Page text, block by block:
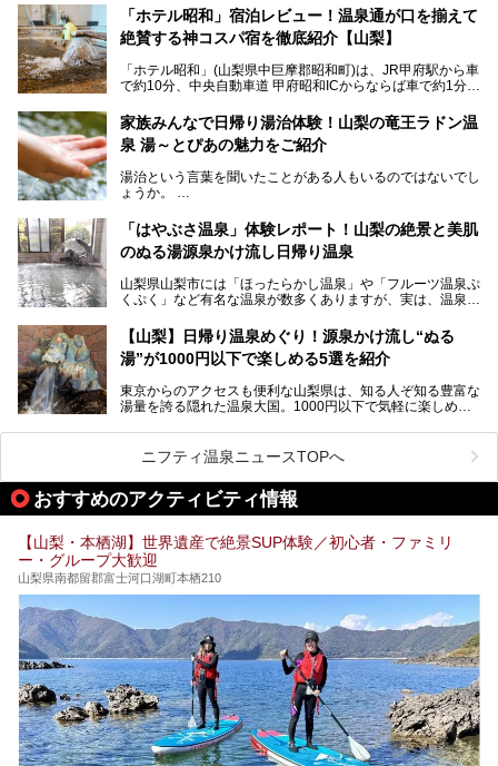
中でも「古湯坊 源泉舘」は、戦国時代に武田信玄公も療養
したと伝えられる名湯の宿。最大の特徴は、令和の現代にお
いても混浴文化が守られ、老若男女の分け隔て一切無く温泉
向にありますが、「古湯坊 源泉舘」では本来あるべき混浴
の姿が保たれている点に注目すべきでしょう。
今回は足元湧出の混浴温泉である「かくし湯大岩風呂」をは
じめ、湯治棟である「別館神泉」を中心に「古湯坊 源泉
舘」の全貌を徹底紹介します。
「ホテル昭和」宿泊レビュー！温泉通が口を揃えて
絶賛する神コスパ宿を徹底紹介【山梨】
「ホテル昭和」(山梨県中巨摩郡昭和町)は、JR甲府駅から車
で約10分、中央自動車道 甲府昭和ICからならば車で約1分の
から、一人泊でも6,000円台から宿泊可能です。
しかし、最大の魅力は“温泉そのもの”でしょう。自家源泉を
統の単純温泉は、入浴すると実にサッパリ爽快。日帰り入浴
不可なこともあり、全国の温泉ファンがこの温泉を求めて
では循環濾過の沸かし湯が一般的ですが、ここは本物の極上
温泉。まさに価格破壊と言えるクオリティです。
室や無料朝食などをご紹介。温泉通が口を揃えて絶賛する神
コスパ宿の全貌を徹底解説します！
家族みんなで日帰り湯治体験！山梨の竜王ラドン温
泉 湯～とぴあの魅力をご紹介
湯治という言葉を聞いたことがある人もいるのではないでし
ょうか。
なかなか体験できない、湯治体験が日帰りでできる温浴施設
が山梨にあります。
ぴあ」の魅力をご紹介します。
提供元：株式会社湯ーとぴあ【PR】
この記事は株式会社湯ーとぴあのPRレポート記事です。
「はやぶさ温泉」体験レポート！山梨の絶景と美肌
のぬる湯源泉かけ流し日帰り温泉
山梨県山梨市には「ほったらかし温泉」や「フルーツ温泉ぷ
くぷく」など有名な温泉が数多くありますが、実は、温泉マ
です。今回紹介する「はやぶさ温泉」も、そのひとつ。温泉
はもちろん、絶景や地元食材を活かしたグルメも堪能できま
す。
します。
【山梨】日帰り温泉めぐり！源泉かけ流し“ぬる
湯”が1000円以下で楽しめる5選を紹介
東京からのアクセスも便利な山梨県は、知る人ぞ知る豊富な
湯量を誇る隠れた温泉大国。1000円以下で気軽に楽しめ
も、これからの季節に嬉しい、じんわりと体の芯まで温ま
る“ぬる湯”が豊富なのも魅力。今回は、湯質も抜群で心ゆく
までリラックスできる山梨のお得な日帰り温泉を、実際体験
した感想と共に紹介します。
※ぬる湯とは35℃～39℃程度の体温に近いぬるめ温泉のこ
ニフティ温泉ニュースTOPへ
おすすめのアクティビティ情報
【山梨・本栖湖】世界遺産で絶景SUP体験／初心者・ファミリ
ー・グループ大歓迎
山梨県南都留郡富士河口湖町本栖210